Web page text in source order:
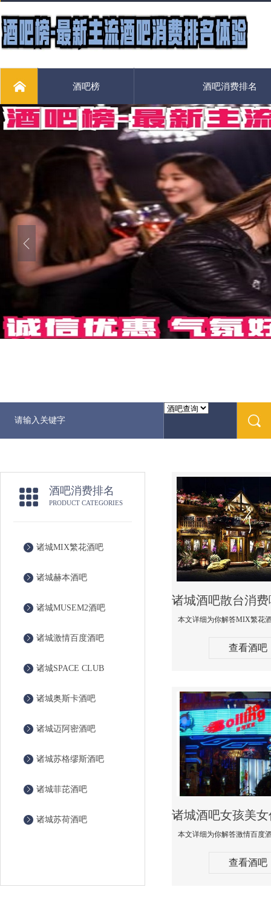
酒吧榜 酒吧消费排名
酒吧消费排名
PRODUCT CATEGORIES
诸城MIX繁花酒吧
诸城赫本酒吧
诸城MUSEM2酒吧
诸城激情百度酒吧
诸城SPACE CLUB
诸城奥斯卡酒吧
诸城迈阿密酒吧
诸城苏格缪斯酒吧
诸城菲芘酒吧
诸城苏荷酒吧
查看酒吧
查看酒吧